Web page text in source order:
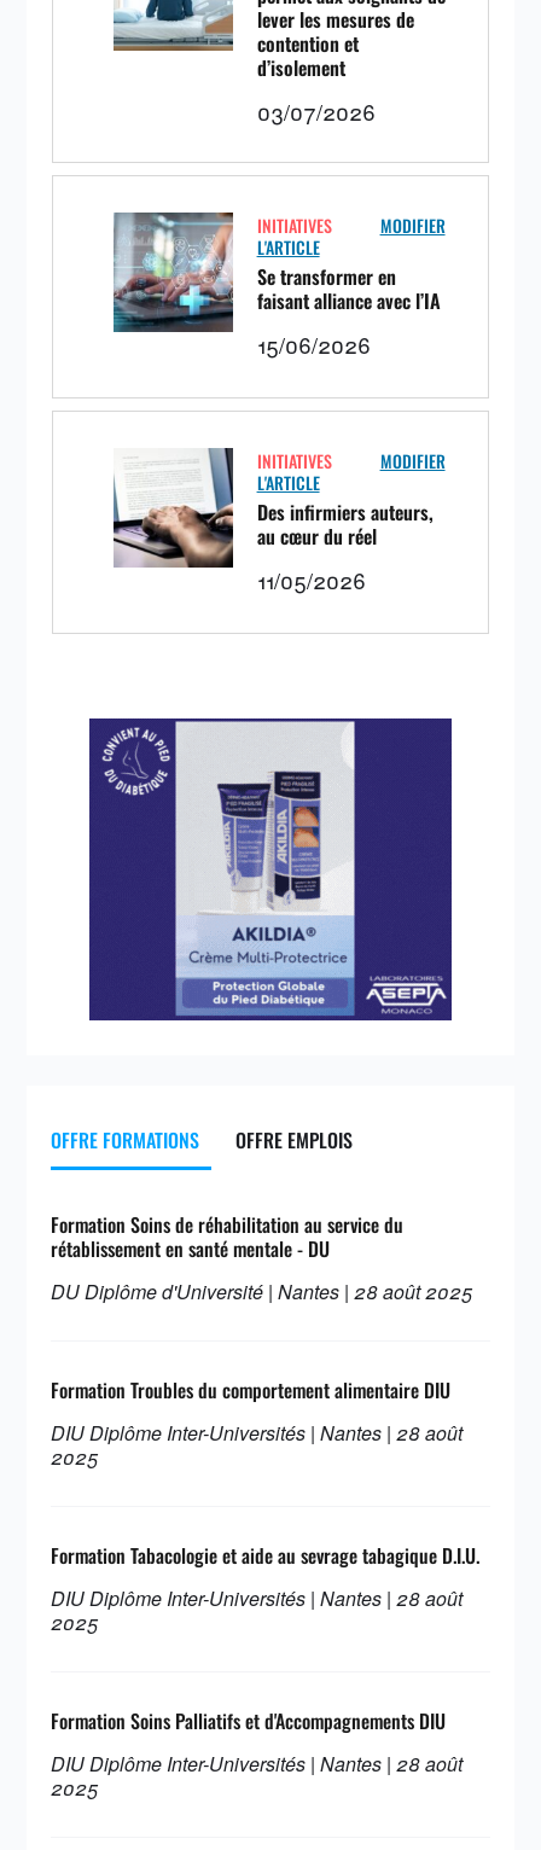
lever les mesures de
contention et
d’isolement
03/07/2026
INITIATIVES
MODIFIER
L'ARTICLE
Se transformer en
faisant alliance avec l’IA
15/06/2026
INITIATIVES
MODIFIER
L'ARTICLE
Des infirmiers auteurs,
au cœur du réel
11/05/2026
OFFRE FORMATIONS OFFRE EMPLOIS
Formation Soins de réhabilitation au service du
rétablissement en santé mentale - DU
DU Diplôme d'Université | Nantes | 28 août 2025
Formation Troubles du comportement alimentaire DIU
DIU Diplôme Inter-Universités | Nantes | 28 août
2025
Formation Tabacologie et aide au sevrage tabagique D.I.U.
DIU Diplôme Inter-Universités | Nantes | 28 août
2025
Formation Soins Palliatifs et d'Accompagnements DIU
DIU Diplôme Inter-Universités | Nantes | 28 août
2025